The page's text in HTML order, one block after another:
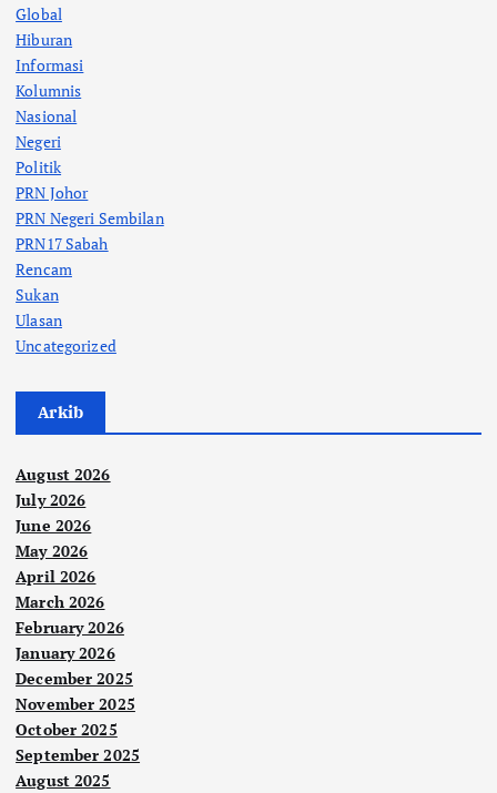
Global
Hiburan
Informasi
Kolumnis
Nasional
Negeri
Politik
PRN Johor
PRN Negeri Sembilan
PRN17 Sabah
Rencam
Sukan
Ulasan
Uncategorized
Arkib
August 2026
July 2026
June 2026
May 2026
April 2026
March 2026
February 2026
January 2026
December 2025
November 2025
October 2025
September 2025
August 2025